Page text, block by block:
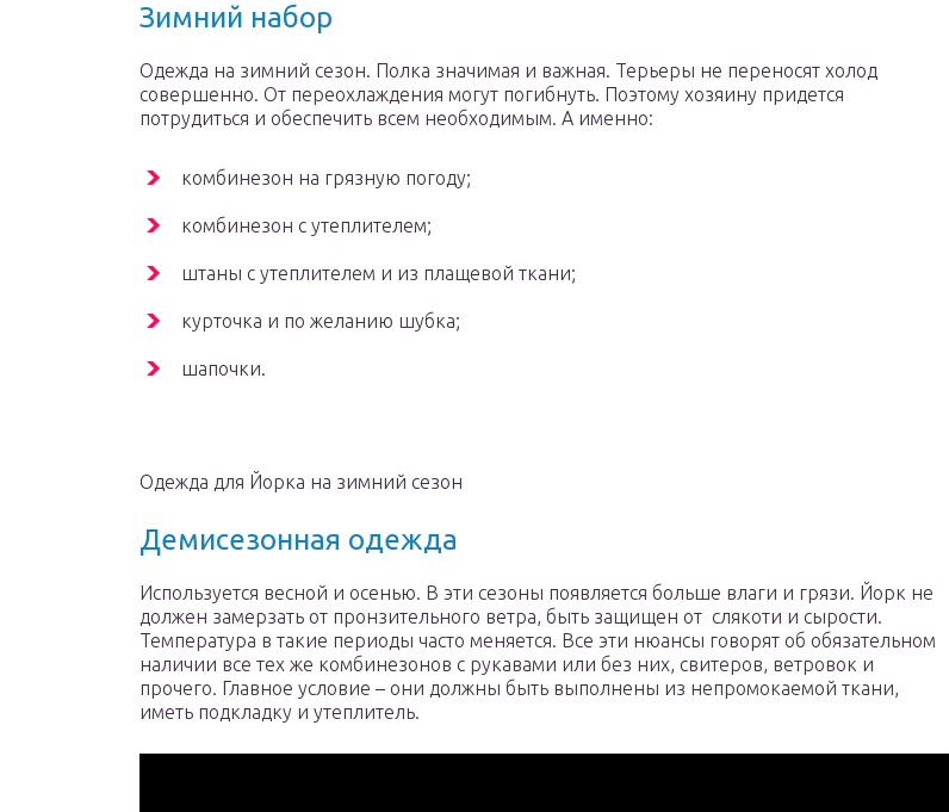
Зимний набор
Одежда на зимний сезон. Полка значимая и важная. Терьеры не переносят холод
совершенно. От переохлаждения могут погибнуть. Поэтому хозяину придется
потрудиться и обеспечить всем необходимым. А именно:
комбинезон на грязную погоду;
комбинезон с утеплителем;
штаны с утеплителем и из плащевой ткани;
курточка и по желанию шубка;
шапочки.
Одежда для Йорка на зимний сезон
Демисезонная одежда
Используется весной и осенью. В эти сезоны появляется больше влаги и грязи. Йорк не
должен замерзать от пронзительного ветра, быть защищен от слякоти и сырости.
Температура в такие периоды часто меняется. Все эти нюансы говорят об обязательном
наличии все тех же комбинезонов с рукавами или без них, свитеров, ветровок и
прочего. Главное условие – они должны быть выполнены из непромокаемой ткани,
иметь подкладку и утеплитель.